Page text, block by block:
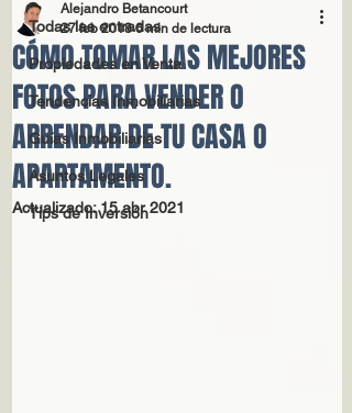
Todas las entradas
Propiedades en Venta
Tendencias Inmobiliarias
Guías Inmobiliarias
Asuntos Legales
Tips de Inversión
CÓMO TOMAR LAS MEJORES
FOTOS PARA VENDER O
ARRENDAR DE TU CASA O
APARTAMENTO.
Alejandro Betancourt
27 feb 2018 6 min de lectura
Actualizado:15 abr 2021